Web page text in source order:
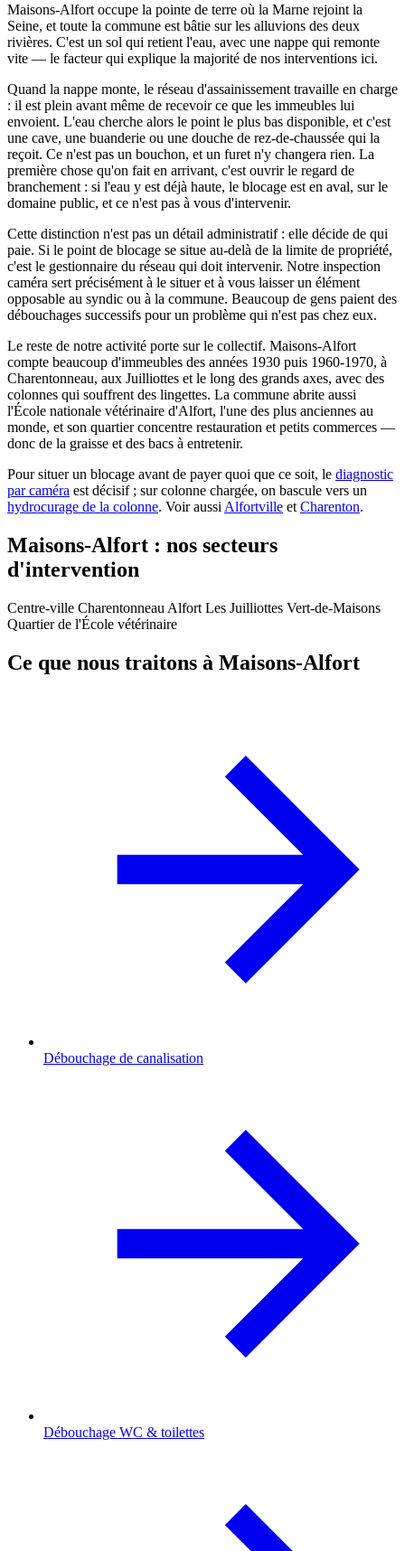
Maisons-Alfort occupe la pointe de terre où la Marne rejoint la
Seine, et toute la commune est bâtie sur les alluvions des deux
rivières. C'est un sol qui retient l'eau, avec une nappe qui remonte
vite — le facteur qui explique la majorité de nos interventions ici.
Quand la nappe monte, le réseau d'assainissement travaille en charge
: il est plein avant même de recevoir ce que les immeubles lui
envoient. L'eau cherche alors le point le plus bas disponible, et c'est
une cave, une buanderie ou une douche de rez-de-chaussée qui la
reçoit. Ce n'est pas un bouchon, et un furet n'y changera rien. La
première chose qu'on fait en arrivant, c'est ouvrir le regard de
branchement : si l'eau y est déjà haute, le blocage est en aval, sur le
domaine public, et ce n'est pas à vous d'intervenir.
Cette distinction n'est pas un détail administratif : elle décide de qui
paie. Si le point de blocage se situe au-delà de la limite de propriété,
c'est le gestionnaire du réseau qui doit intervenir. Notre inspection
caméra sert précisément à le situer et à vous laisser un élément
opposable au syndic ou à la commune. Beaucoup de gens paient des
débouchages successifs pour un problème qui n'est pas chez eux.
Le reste de notre activité porte sur le collectif. Maisons-Alfort
compte beaucoup d'immeubles des années 1930 puis 1960-1970, à
Charentonneau, aux Juilliottes et le long des grands axes, avec des
colonnes qui souffrent des lingettes. La commune abrite aussi
l'École nationale vétérinaire d'Alfort, l'une des plus anciennes au
monde, et son quartier concentre restauration et petits commerces —
donc de la graisse et des bacs à entretenir.
Pour situer un blocage avant de payer quoi que ce soit, le diagnostic
par caméra est décisif ; sur colonne chargée, on bascule vers un
hydrocurage de la colonne. Voir aussi Alfortville et Charenton.
Maisons-Alfort : nos secteurs
d'intervention
Centre-ville Charentonneau Alfort Les Juilliottes Vert-de-Maisons
Quartier de l'École vétérinaire
Ce que nous traitons à Maisons-Alfort
Débouchage de canalisation
Débouchage WC & toilettes